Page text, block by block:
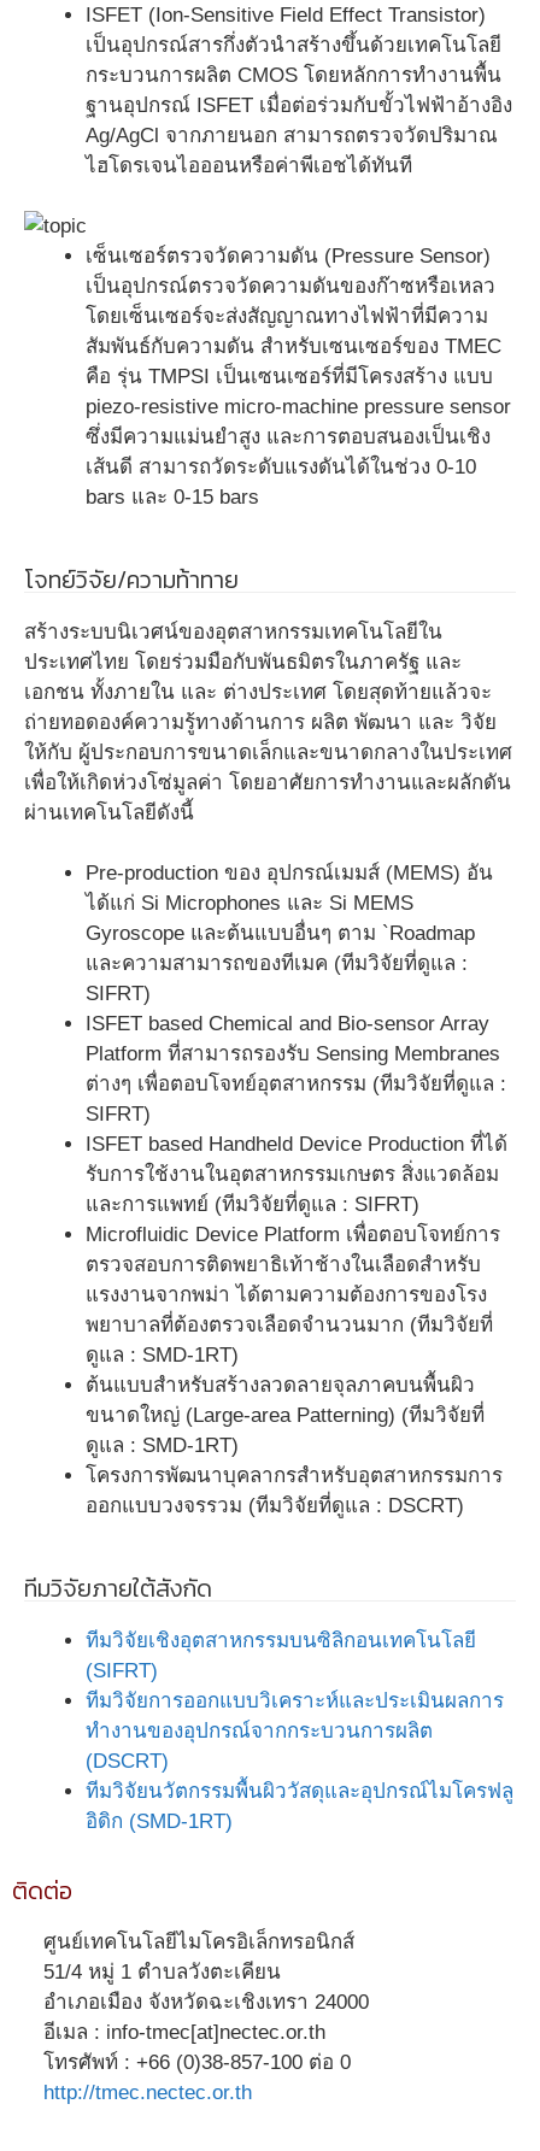
ISFET (Ion-Sensitive Field Effect Transistor)
เป็นอุปกรณ์สารกึ่งตัวนำสร้างขึ้นด้วยเทคโนโลยี
กระบวนการผลิต CMOS โดยหลักการทำงานพื้น
ฐานอุปกรณ์ ISFET เมื่อต่อร่วมกับขั้วไฟฟ้าอ้างอิง
Ag/AgCl จากภายนอก สามารถตรวจวัดปริมาณ
ไฮโดรเจนไอออนหรือค่าพีเอชได้ทันที
เซ็นเซอร์ตรวจวัดความดัน (Pressure Sensor)
เป็นอุปกรณ์ตรวจวัดความดันของก๊าซหรือเหลว
โดยเซ็นเซอร์จะส่งสัญญาณทางไฟฟ้าที่มีความ
สัมพันธ์กับความดัน สำหรับเซนเซอร์ของ TMEC
คือ รุ่น TMPSI เป็นเซนเซอร์ที่มีโครงสร้าง แบบ
piezo-resistive micro-machine pressure sensor
ซึ่งมีความแม่นยำสูง และการตอบสนองเป็นเชิง
เส้นดี สามารถวัดระดับแรงดันได้ในช่วง 0-10
bars และ 0-15 bars
โจทย์วิจัย/ความท้าทาย
สร้างระบบนิเวศน์ของอุตสาหกรรมเทคโนโลยีใน
ประเทศไทย โดยร่วมมือกับพันธมิตรในภาครัฐ และ
เอกชน ทั้งภายใน และ ต่างประเทศ โดยสุดท้ายแล้วจะ
ถ่ายทอดองค์ความรู้ทางด้านการ ผลิต พัฒนา และ วิจัย
ให้กับ ผู้ประกอบการขนาดเล็กและขนาดกลางในประเทศ
เพื่อให้เกิดห่วงโซ่มูลค่า โดยอาศัยการทำงานและผลักดัน
ผ่านเทคโนโลยีดังนี้
Pre-production ของ อุปกรณ์เมมส์ (MEMS) อัน
ได้แก่ Si Microphones และ Si MEMS
Gyroscope และต้นแบบอื่นๆ ตาม `Roadmap
และความสามารถของทีเมค (ทีมวิจัยที่ดูแล :
SIFRT)
ISFET based Chemical and Bio-sensor Array
Platform ที่สามารถรองรับ Sensing Membranes
ต่างๆ เพื่อตอบโจทย์อุตสาหกรรม (ทีมวิจัยที่ดูแล :
SIFRT)
ISFET based Handheld Device Production ที่ได้
รับการใช้งานในอุตสาหกรรมเกษตร สิ่งแวดล้อม
และการแพทย์ (ทีมวิจัยที่ดูแล : SIFRT)
Microfluidic Device Platform เพื่อตอบโจทย์การ
ตรวจสอบการติดพยาธิเท้าช้างในเลือดสำหรับ
แรงงานจากพม่า ได้ตามความต้องการของโรง
พยาบาลที่ต้องตรวจเลือดจำนวนมาก (ทีมวิจัยที่
ดูแล : SMD-1RT)
ต้นแบบสำหรับสร้างลวดลายจุลภาคบนพื้นผิว
ขนาดใหญ่ (Large-area Patterning) (ทีมวิจัยที่
ดูแล : SMD-1RT)
โครงการพัฒนาบุคลากรสำหรับอุตสาหกรรมการ
ออกแบบวงจรรวม (ทีมวิจัยที่ดูแล : DSCRT)
ทีมวิจัยภายใต้สังกัด
ทีมวิจัยเชิงอุตสาหกรรมบนซิลิกอนเทคโนโลยี
(SIFRT)
ทีมวิจัยการออกแบบวิเคราะห์และประเมินผลการ
ทำงานของอุปกรณ์จากกระบวนการผลิต
(DSCRT)
ทีมวิจัยนวัตกรรมพื้นผิววัสดุและอุปกรณ์ไมโครฟลู
อิดิก (SMD-1RT)
ติดต่อ
ศูนย์เทคโนโลยีไมโครอิเล็กทรอนิกส์
51/4 หมู่ 1 ตำบลวังตะเคียน
อำเภอเมือง จังหวัดฉะเชิงเทรา 24000
อีเมล : info-tmec[at]nectec.or.th
โทรศัพท์ : +66 (0)38-857-100 ต่อ 0
http://tmec.nectec.or.th